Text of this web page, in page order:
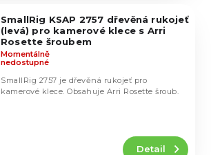
SmallRig KSAP 2757 dřevěná rukojeť
(levá) pro kamerové klece s Arri
Rosette šroubem
Momentálně
nedostupné
Detail
SmallRig 2757 je dřevěná rukojeť pro
kamerové klece. Obsahuje Arri Rosette šroub.